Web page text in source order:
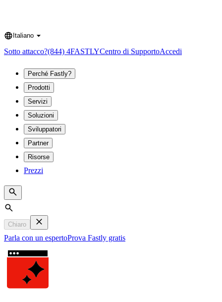
Language
Italiano
Sotto attacco?(844) 4FASTLYCentro di SupportoAccedi
Perché Fastly?
Prodotti
Servizi
Soluzioni
Sviluppatori
Partner
Risorse
Prezzi
Search
Chiaro
Parla con un espertoProva Fastly gratis